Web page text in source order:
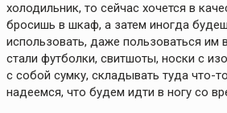
холодильник, то сейчас хочется в
бросишь в шкаф, а затем иногда
использовать, даже пользоваться
стали футболки, свитшоты, носки с
с собой сумку, складывать туда что-
надеемся, что будем идти в ногу со